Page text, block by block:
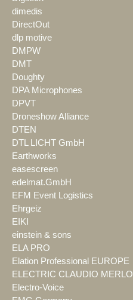
dimedis
DirectOut
dlp motive
DMPW
DMT
Doughty
DPA Microphones
DPVT
Droneshow Alliance
DTEN
DTL LICHT GmbH
Earthworks
easescreen
edelmat.GmbH
EFM Event Logistics
Ehrgeiz
EIKI
einstein & sons
ELA PRO
Elation Professional EUROPE
ELECTRIC CLAUDIO MERLO
Electro-Voice